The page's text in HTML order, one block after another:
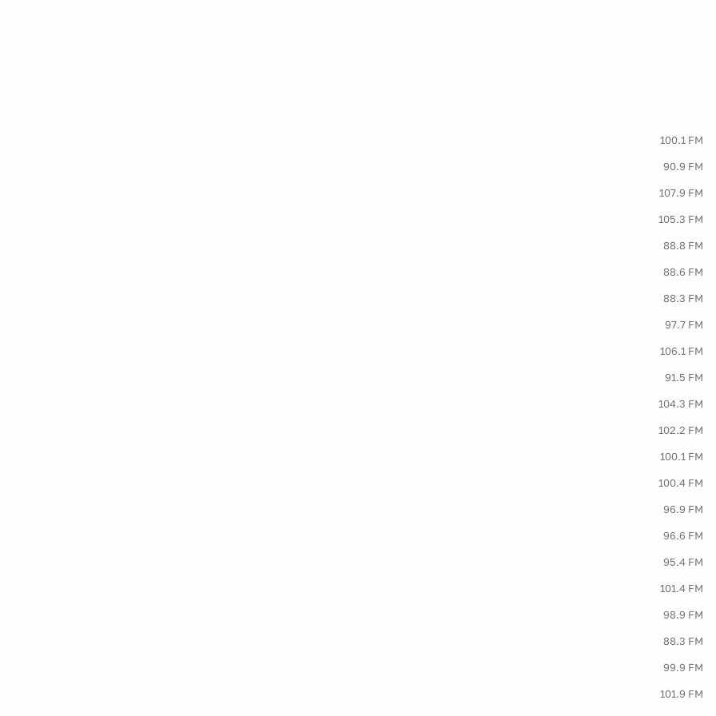
100.1 FM
90.9 FM
107.9 FM
105.3 FM
88.8 FM
88.6 FM
88.3 FM
97.7 FM
106.1 FM
91.5 FM
104.3 FM
102.2 FM
100.1 FM
100.4 FM
96.9 FM
96.6 FM
95.4 FM
101.4 FM
98.9 FM
88.3 FM
99.9 FM
101.9 FM